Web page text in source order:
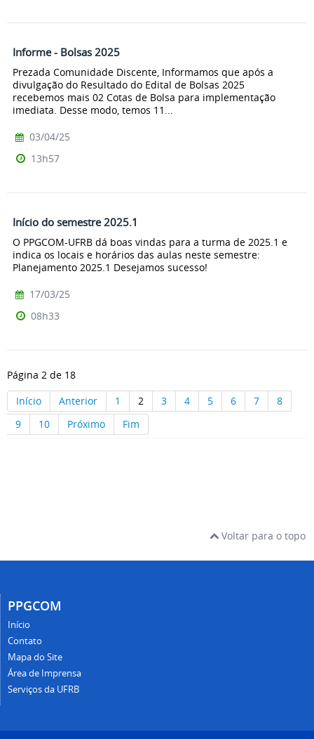
Informe - Bolsas 2025
Prezada Comunidade Discente, Informamos que após a
divulgação do Resultado do Edital de Bolsas 2025
recebemos mais 02 Cotas de Bolsa para implementação
imediata. Desse modo, temos 11...
03/04/25
13h57
Início do semestre 2025.1
O PPGCOM-UFRB dá boas vindas para a turma de 2025.1 e
indica os locais e horários das aulas neste semestre:
Planejamento 2025.1 Desejamos sucesso!
17/03/25
08h33
Página 2 de 18
Início
Anterior 1 2 3 4 5 6 7
8
9
10 Próximo Fim
Voltar para o topo
PPGCOM
Início
Contato
Mapa do Site
Área de Imprensa
Serviços da UFRB